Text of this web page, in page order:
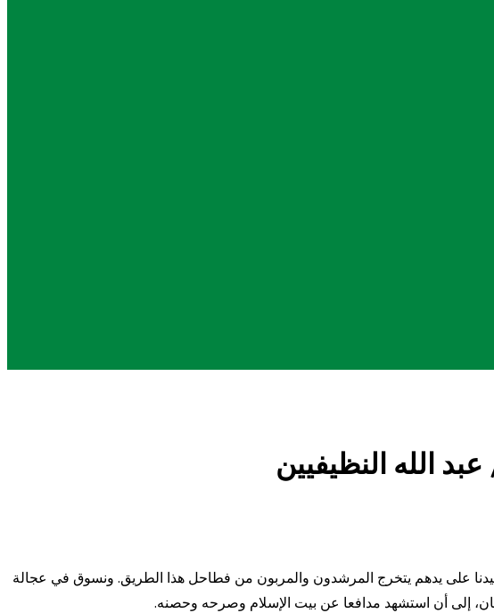
الله النظيفيين
سيدنا على يدهم يتخرج المرشدون والمربون من فطاحل هذا الطريق. ونسوق في عجالة
إلى أن استشهد مدافعا عن بيت الإسلام وصرحه وحصنه.